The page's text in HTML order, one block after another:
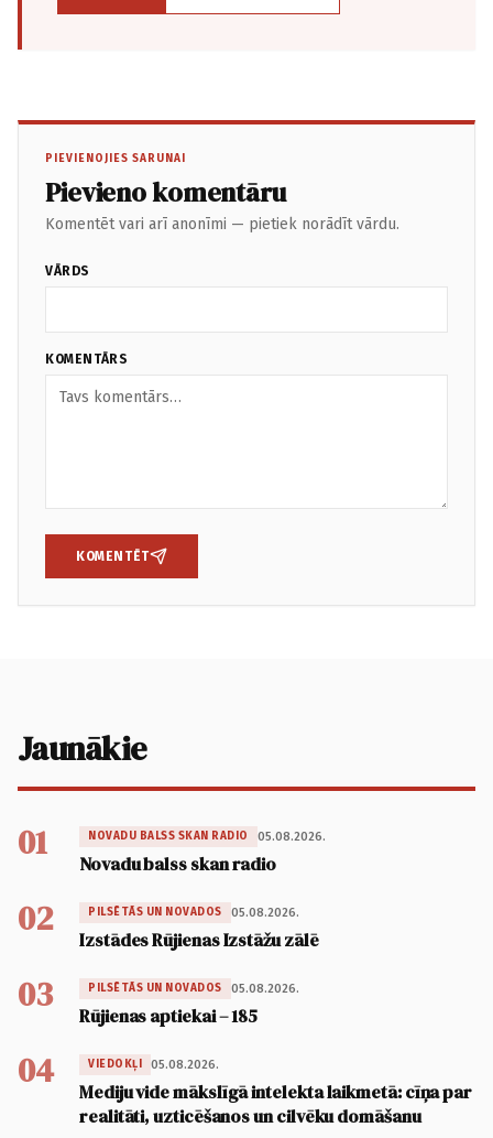
PIEVIENOJIES SARUNAI
Pievieno komentāru
Komentēt vari arī anonīmi — pietiek norādīt vārdu.
VĀRDS
KOMENTĀRS
KOMENTĒT
Jaunākie
01 NOVADU BALSS SKAN RADIO 05.08.2026.
Novadu balss skan radio
02 PILSĒTĀS UN NOVADOS 05.08.2026.
Izstādes Rūjienas Izstāžu zālē
03 PILSĒTĀS UN NOVADOS 05.08.2026.
Rūjienas aptiekai – 185
04 VIEDOKĻI 05.08.2026.
Mediju vide mākslīgā intelekta laikmetā: cīņa par
realitāti, uzticēšanos un cilvēku domāšanu